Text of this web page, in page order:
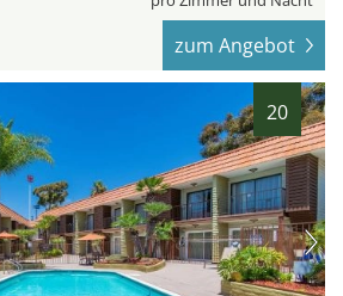
zum Angebot
20